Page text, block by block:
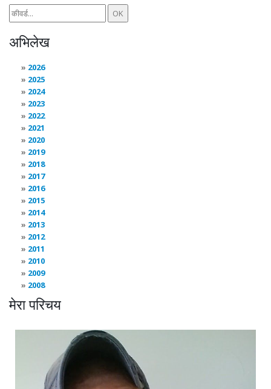
अभिलेख
2026
2025
2024
2023
2022
2021
2020
2019
2018
2017
2016
2015
2014
2013
2012
2011
2010
2009
2008
मेरा परिचय